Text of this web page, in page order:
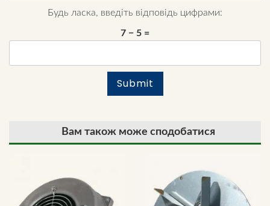
Будь ласка, введіть відповідь цифрами:
7 − 5 =
Вам також може сподобатися